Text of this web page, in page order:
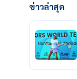
ข่าวล่าสุด